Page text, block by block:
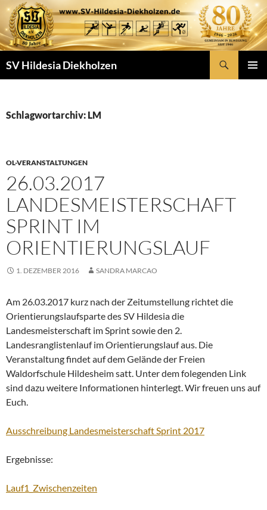
Zum
Inhalt
springen
SV Hildesia Diekholzen
Schlagwortarchiv: LM
OL-VERANSTALTUNGEN
26.03.2017
LANDESMEISTERSCHAFT
SPRINT IM
ORIENTIERUNGSLAUF
1. DEZEMBER 2016 SANDRA MARCAO
Am 26.03.2017 kurz nach der Zeitumstellung richtet die
Orientierungslaufsparte des SV Hildesia die
Landesmeisterschaft im Sprint sowie den 2.
Landesranglistenlauf im Orientierungslauf aus. Die
Veranstaltung findet auf dem Gelände der Freien
Waldorfschule Hildesheim satt. Unter dem folegenden Link
sind dazu weitere Informationen hinterlegt. Wir freuen uns auf
Euch.
Ausschreibung Landesmeisterschaft Sprint 2017
Ergebnisse:
Lauf1_Zwischenzeiten